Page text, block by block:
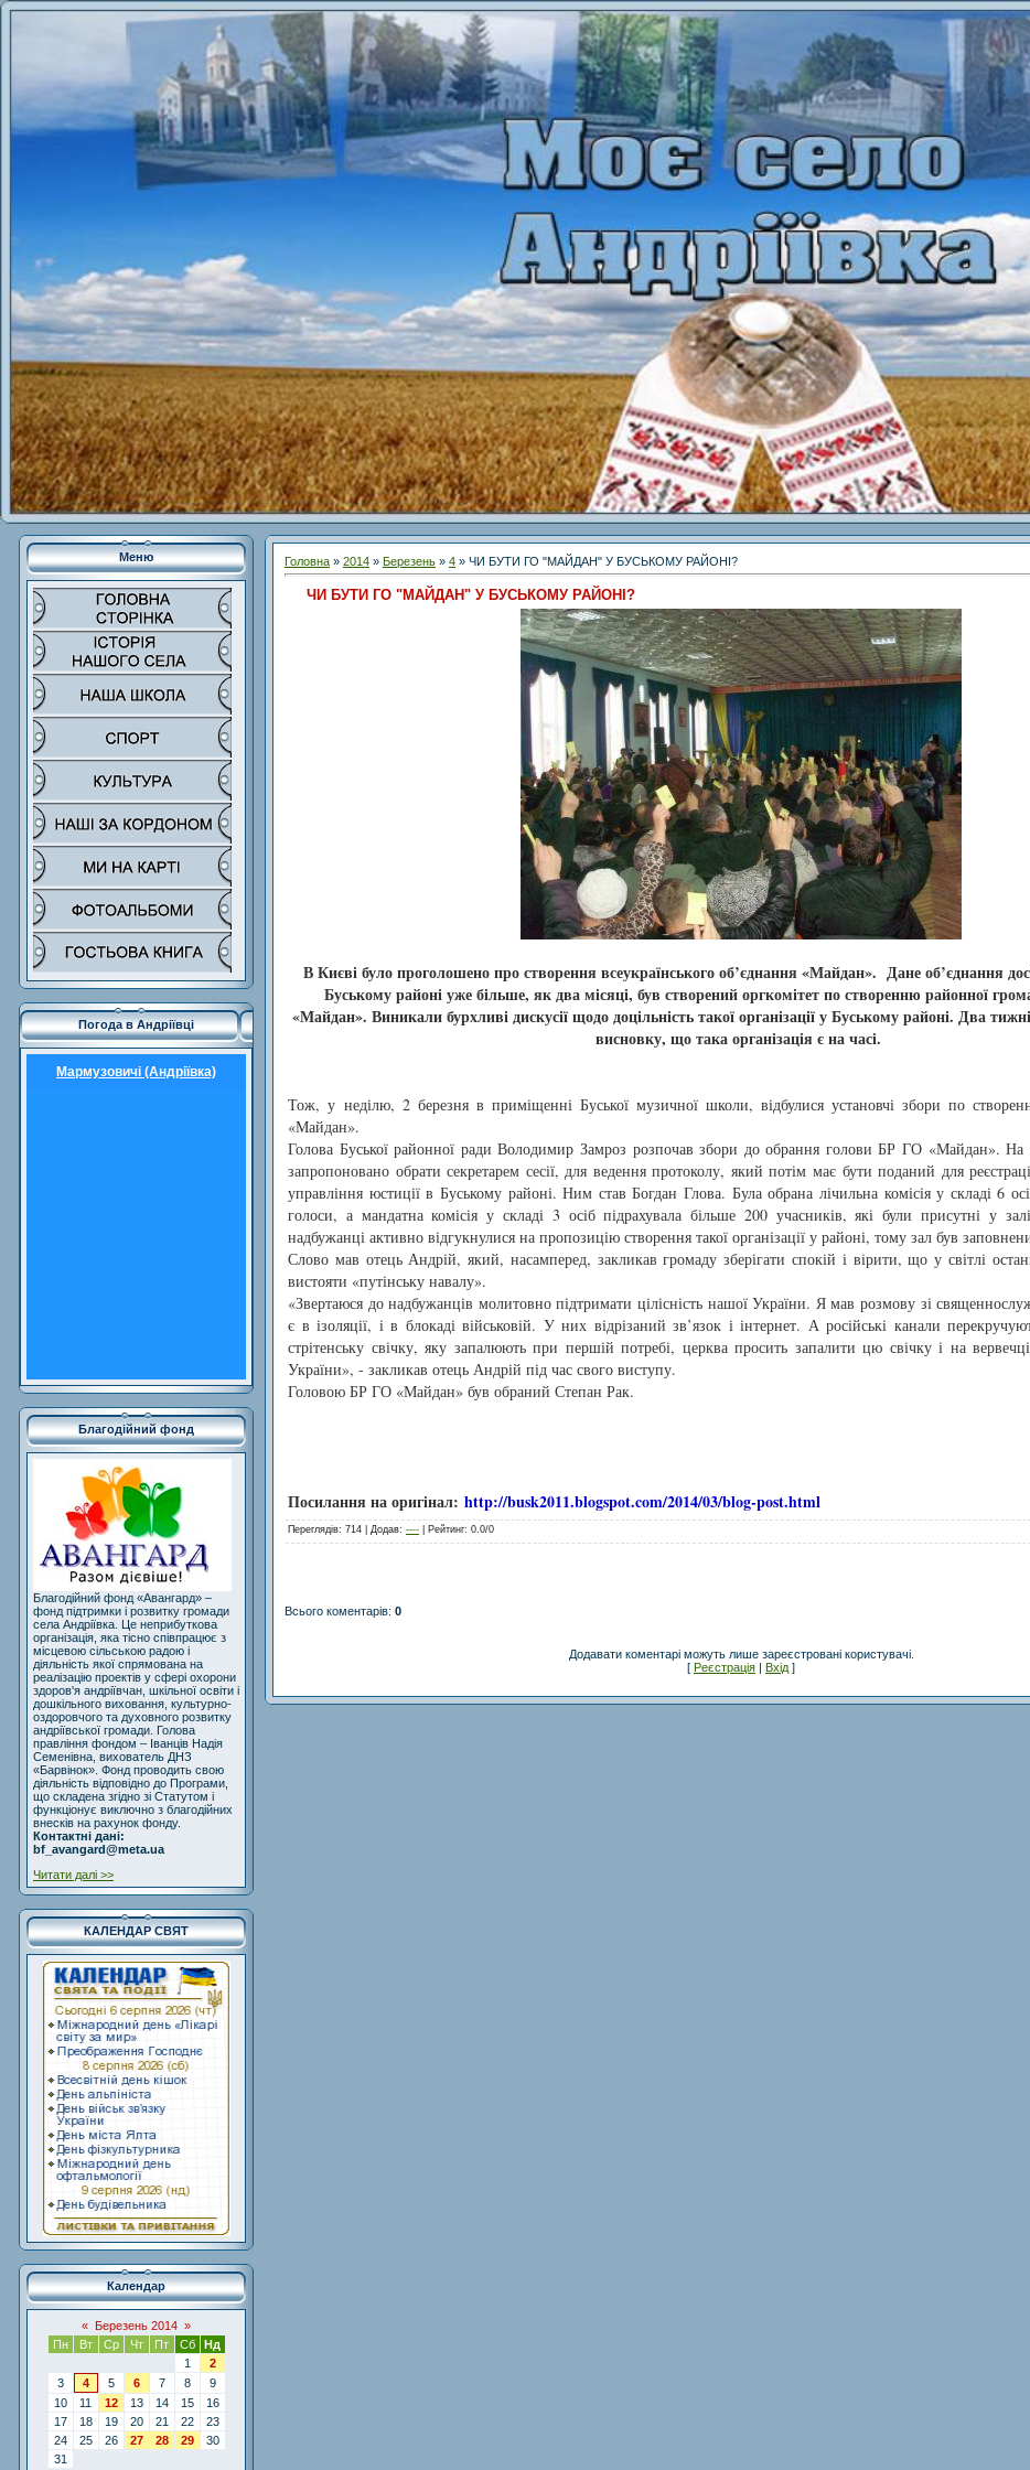
Меню
Погода в Андріївці
Мармузовичі (Андріївка)
Благодійний фонд
Благодійний фонд «Авангард» –
фонд підтримки і розвитку громади
села Андріївка. Це неприбуткова
організація, яка тісно співпрацює з
місцевою сільською радою і
діяльність якої спрямована на
реалізацію проектів у сфері охорони
здоров'я андріївчан, шкільної освіти і
дошкільного виховання, культурно-
оздоровчого та духовного розвитку
андріївської громади. Голова
правління фондом – Іванців Надія
Семенівна, вихователь ДНЗ
«Барвінок». Фонд проводить свою
діяльність відповідно до Програми,
що складена згідно зі Статутом і
функціонує виключно з благодійних
внесків на рахунок фонду.
Контактні дані:
bf_avangard@meta.ua
Читати далі >>
КАЛЕНДАР СВЯТ
Календар
« Березень 2014 »
Пн
Вт Ср Чт Пт Сб
Нд
1
2
3
4 5 6 7 8
9
10
11 12 13 14 15
16
17
18 19 20 21 22
23
24
25 26 27 28 29
30
31
Головна » 2014 » Березень » 4 » ЧИ БУТИ ГО "МАЙДАН" У БУСЬКОМУ РАЙОНІ?
ЧИ БУТИ ГО "МАЙДАН" У БУСЬКОМУ РАЙОНІ?
В Києві було проголошено про створення всеукраїнського об’єднання «Майдан». Дане об’єднання
Буському районі уже більше, як два місяці, був створений оргкомітет по створенню районної
«Майдан». Виникали бурхливі дискусії щодо доцільність такої організації у Буському районі. Два
висновку, що така організація є на часі.
Тож, у неділю, 2 березня в приміщенні Буської музичної школи, відбулися установчі збори по
«Майдан».
Голова Буської районної ради Володимир Замроз розпочав збори до обрання голови БР ГО «Майдан». На
запропоновано обрати секретарем сесії, для ведення протоколу, який потім має бути поданий для
управління юстиції в Буському районі. Ним став Богдан Глова. Була обрана лічильна комісія у складі 6
голоси, а мандатна комісія у складі 3 осіб підрахувала більше 200 учасників, які були присутні у
надбужанці активно відгукнулися на пропозицію створення такої організації у районі, тому зал був
Слово мав отець Андрій, який, насамперед, закликав громаду зберігати спокій і вірити, що у світлі
вистояти «путінську навалу».
«Звертаюся до надбужанців молитовно підтримати цілісність нашої України. Я мав розмову зі
є в ізоляції, і в блокаді військовій. У них відрізаний зв’язок і інтернет. А російські канали
стрітенську свічку, яку запалюють при першій потребі, церква просить запалити цю свічку і на
України», - закликав отець Андрій під час свого виступу.
Головою БР ГО «Майдан» був обраний Степан Рак.
Посилання на оригінал: http://busk2011.blogspot.com/2014/03/blog-post.html
Переглядів: 714 | Додав: ---- Рейтинг: 0.0/0
Всього коментарів: 0
Додавати коментарі можуть лише зареєстровані користувачі.
[ Реєстрація | Вхід ]